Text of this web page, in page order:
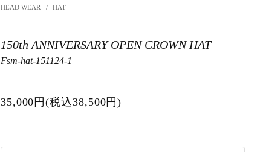
HEAD WEAR / HAT
150th ANNIVERSARY OPEN CROWN HAT
Fsm-hat-151124-1
35,000円(税込38,500円)